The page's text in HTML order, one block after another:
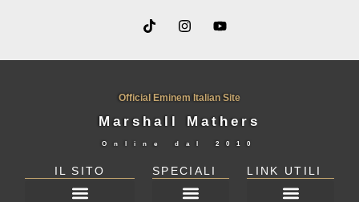
Official Eminem Italian Site
Marshall Mathers
Online dal 2010
IL SITO SPECIALI LINK UTILI